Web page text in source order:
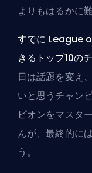
よりもはるかに
すでに League
きるトップ10の
日は話題を変え
いと思うチャン
ピオンをマスタ
んが、最終的に
う。